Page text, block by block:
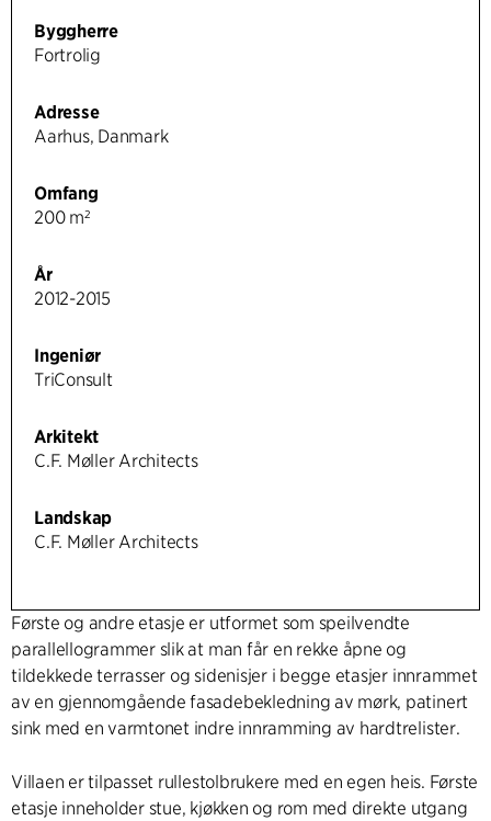
Byggherre
Fortrolig
Adresse
Aarhus, Danmark
Omfang
200 m²
År
2012-2015
Ingeniør
TriConsult
Arkitekt
C.F. Møller Architects
Landskap
C.F. Møller Architects
Første og andre etasje er utformet som speilvendte
parallellogrammer slik at man får en rekke åpne og
tildekkede terrasser og sidenisjer i begge etasjer innrammet
av en gjennomgående fasadebekledning av mørk, patinert
sink med en varmtonet indre innramming av hardtrelister.
Villaen er tilpasset rullestolbrukere med en egen heis. Første
etasje inneholder stue, kjøkken og rom med direkte utgang